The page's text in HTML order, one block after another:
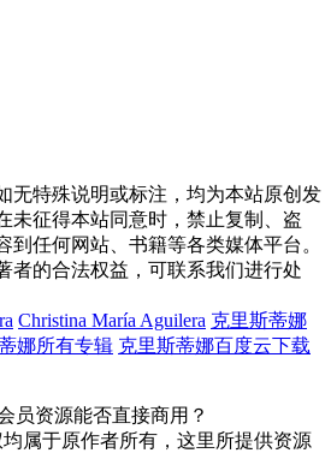
无特殊说明或标注，均为本站原创发
未征得本站同意时，禁止复制、盗
到任何网站、书籍等各类媒体平台。
者的合法权益，可联系我们进行处
Christina María Aguilera 克里斯蒂娜
娜所有专辑 克里斯蒂娜百度云下载
员资源能否直接商用？
属于原作者所有，这里所提供资源